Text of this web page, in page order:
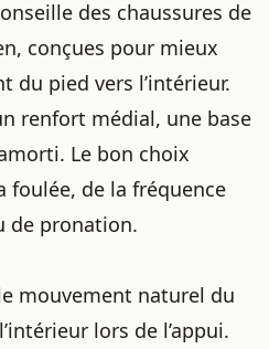
des chaussures de
conçues pour mieux
du pied vers l’intérieur.
renfort médial, une base
Le bon choix
foulée, de la fréquence
de pronation.
mouvement naturel du
lors de l’appui.